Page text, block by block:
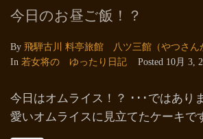
今日のお昼ご飯！？
By 飛騨古川 料亭旅館 八ツ三館（やつさん
In 若女将の ゆったり日記 Posted 10月 3,
今日はオムライス！？ ･･･ではあり
愛いオムライスに見立てたケーキで